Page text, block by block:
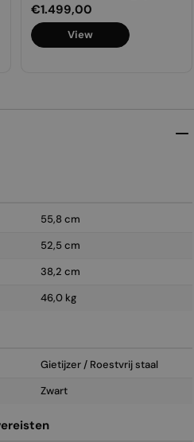
Normale
prijs
€1.499,00
View
55,8 cm
52,5 cm
38,2 cm
46,0 kg
Gietijzer / Roestvrij staal
Zwart